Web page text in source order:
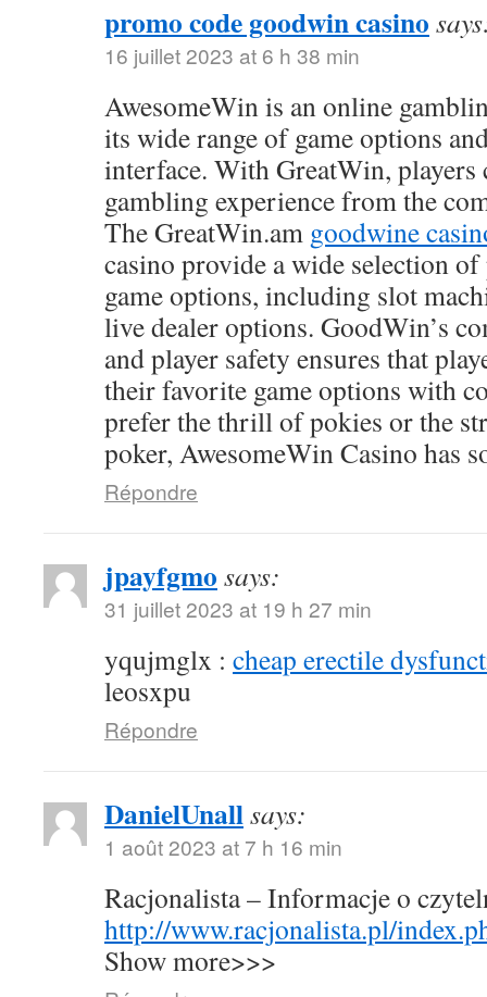
promo code goodwin casino
16 juillet 2023 at 6 h 38 min
AwesomeWin is an online
its wide range of game options
interface. With GreatWin, players
gambling experience from the
The GreatWin.am goodwine
casino provide a wide selection
game options, including slot
live dealer options. GoodWin’s
and player safety ensures that
their favorite game options with
prefer the thrill of pokies or the
poker, AwesomeWin Casino has
Répondre
jpayfgmo says:
31 juillet 2023 at 19 h 27 min
yqujmglx : cheap erectile
leosxpu
Répondre
DanielUnallsays:
1 août 2023 at 7 h 16 min
Racjonalista – Informacje o
http://www.racjonalista.pl/
Show more>>>